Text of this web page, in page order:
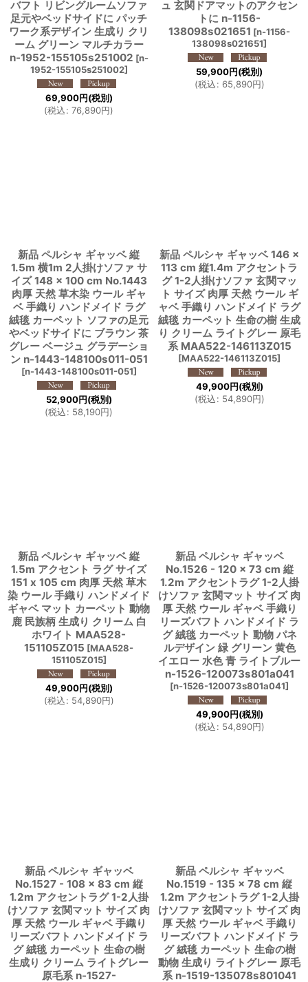
バフト リビングルームソファ
足元やベッドサイドに パッチ
ワーク系デザイン 生成り クリ
ーム グリーン マルチカラー
n-1952-155105s251002 [n-
1952-155105s251002]
69,900円(税別)
(税込: 76,890円)
ュ 玄関ドアマットのアクセン
トに n-1156-
138098s021651 [n-1156-
138098s021651]
59,900円(税別)
(税込: 65,890円)
新品 ペルシャ ギャッベ 縦
1.5m 横1m 2人掛けソファ サ
イズ 148 × 100 cm No.1443
肉厚 天然 草木染 ウール ギャ
ベ 手織り ハンドメイド ラグ
絨毯 カーペット ソファの足元
やベッドサイドに ブラウン 茶
グレー ベージュ グラデーショ
ン n-1443-148100s011-051
[n-1443-148100s011-051]
52,900円(税別)
(税込: 58,190円)
新品 ペルシャ ギャッベ 146 ×
113 cm 縦1.4m アクセントラ
グ 1-2人掛けソファ 玄関マッ
ト サイズ 肉厚 天然 ウール ギ
ャベ 手織り ハンドメイド ラグ
絨毯 カーペット 生命の樹 生成
り クリーム ライトグレー 原毛
系 MAA522-146113Z015
[MAA522-146113Z015]
49,900円(税別)
(税込: 54,890円)
新品 ペルシャ ギャッベ 縦
1.5m アクセント ラグ サイズ
151 x 105 cm 肉厚 天然 草木
染 ウール 手織り ハンドメイド
ギャベ マット カーペット 動物
鹿 民族柄 生成り クリーム 白
ホワイト MAA528-
151105Z015 [MAA528-
151105Z015]
49,900円(税別)
(税込: 54,890円)
新品 ペルシャ ギャッベ
No.1526 - 120 × 73 cm 縦
1.2m アクセントラグ 1-2人掛
けソファ 玄関マット サイズ 肉
厚 天然 ウール ギャベ 手織り
リーズバフト ハンドメイド ラ
グ 絨毯 カーペット 動物 パネ
ルデザイン 緑 グリーン 黄色
イエロー 水色 青 ライトブルー
n-1526-120073s801a041
[n-1526-120073s801a041]
49,900円(税別)
(税込: 54,890円)
新品 ペルシャ ギャッベ
No.1527 - 108 × 83 cm 縦
1.2m アクセントラグ 1-2人掛
けソファ 玄関マット サイズ 肉
厚 天然 ウール ギャベ 手織り
リーズバフト ハンドメイド ラ
グ 絨毯 カーペット 生命の樹
生成り クリーム ライトグレー
原毛系 n-1527-
新品 ペルシャ ギャッベ
No.1519 - 135 × 78 cm 縦
1.2m アクセントラグ 1-2人掛
けソファ 玄関マット サイズ 肉
厚 天然 ウール ギャベ 手織り
リーズバフト ハンドメイド ラ
グ 絨毯 カーペット 生命の樹
動物 生成り ライトグレー 原毛
系 n-1519-135078s801041